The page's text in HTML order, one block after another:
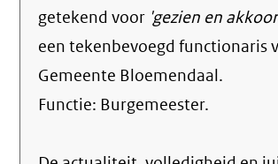
getekend voor 'gezien en
een tekenbevoegd functionaris
Gemeente Bloemendaal.
Functie: Burgemeester.